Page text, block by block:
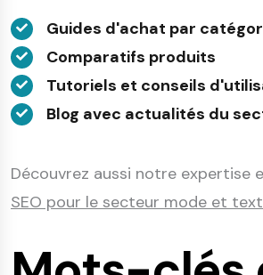
Guides d'achat par
Comparatifs produits
Tutoriels et conseils
Blog avec actualités du
Découvrez aussi notre expertise
SEO pour le secteur mode et